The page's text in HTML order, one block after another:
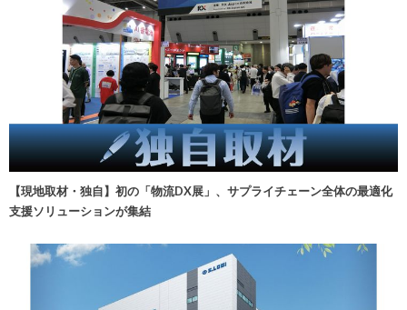
【現地取材・独自】初の「物流DX展」、サプライチェーン全体の最適化
支援ソリューションが集結